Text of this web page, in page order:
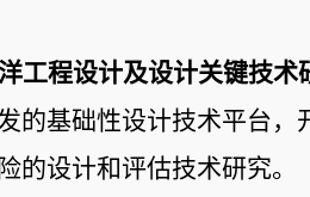
工程设计及设计关键技术
的基础性设计技术平台
的设计和评估技术研究。